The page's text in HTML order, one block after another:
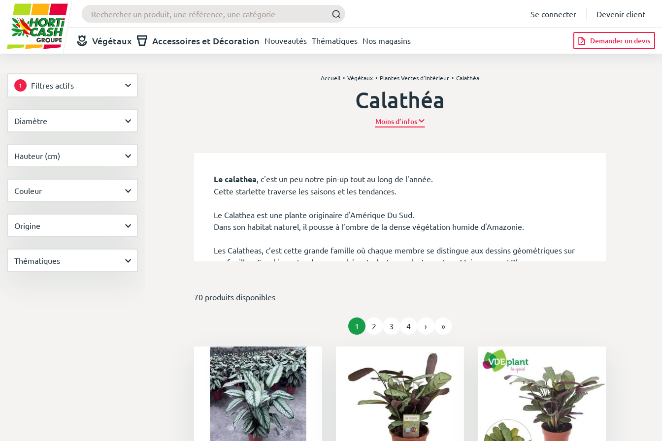
Se connecter Devenir client
Végétaux Accessoires et Décoration Nouveautés Thématiques Nos magasins Demander un devis
1 Filtres actifs
Diamètre
Hauteur (cm)
Couleur
Origine
Thématiques
Accueil Végétaux Plantes Vertes d'Intérieur Calathéa
Calathéa
Plus d’infos
Le calathea, c'est un peu notre pin-up tout au long de l'année.
Cette starlette traverse les saisons et les tendances.
Le Calathea est une plante originaire d'Amérique Du Sud.
Dans son habitat naturel, il pousse à l’ombre de la dense végétation humide d'Amazonie.
Les Calatheas, c’est cette grande famille où chaque membre se distingue aux dessins géométriques sur
ses feuilles. Graphique, tendance, exubérant, c’est une plante verte… Mais pas que ! Blanc, rose, pourpre,
d'incroyables collections.
Petite particularité du calathea : dès que les premières lueurs du jour apparaissent, ses feuilles se
déploient. Elles s’ouvrent pour capturer la lumière, et enclancher la magie de la photosynthèse. Et quand
arrive le soir, observez-les se refermer, se recourber. Le calathea optimise ses dépenses d’énergie grâce à
ce processus naturel appelé nyctinastie.
Dans le langage des fleurs, le calathea exprime le renouveau. Cette jolie symbolique est en lien direct
avec l’expression « tourner la page » (to turn a leaf), que notre jolie plante applique à la lettre chaque soir.
Offrir un calathea à une personne qui prend un nouveau départ est une attention toute trouvée.
Et s’offrir ce cadeau à soi-même, on adore l’idée ! C'est un chouette moyen de booster sa confiance en soi,
70 produits disponibles
1 2 3 4 › »